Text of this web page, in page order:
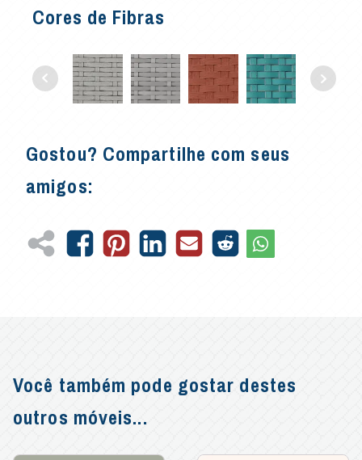
Cores de Fibras
Gostou? Compartilhe com seus
amigos:
Você também pode gostar destes
outros móveis...